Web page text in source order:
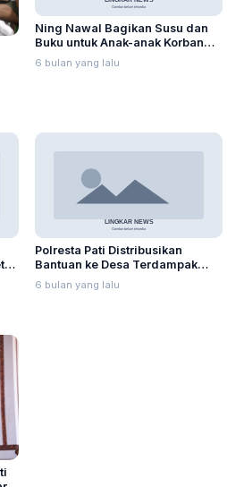
Ning Nawal Bagikan Susu dan
Buku untuk Anak-anak Korban
Banjir di Pati
6 bulan yang lalu
Polresta Pati Distribusikan
Bantuan ke Desa Terdampak
Banjir Juwana
6 bulan yang lalu